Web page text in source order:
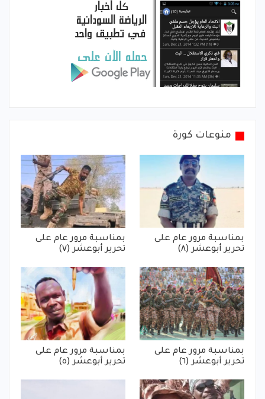
منوعات كورة
بمناسبة مرور عام على
تحرير أبوعشر (٨)
بمناسبة مرور عام على
تحرير أبوعشر (٧)
بمناسبة مرور عام على
تحرير أبوعشر (٦)
بمناسبة مرور عام على
تحرير أبوعشر (٥)